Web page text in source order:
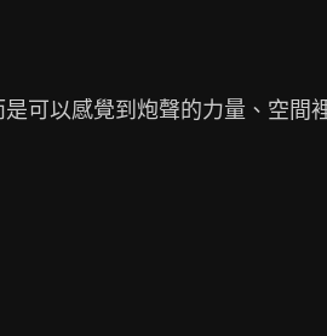
可以感覺到炮聲的力量、空